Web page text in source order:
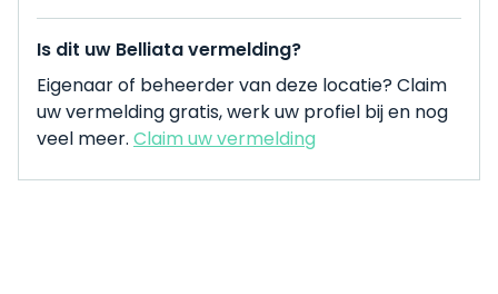
Is dit uw Belliata vermelding?
Eigenaar of beheerder van deze locatie? Claim
uw vermelding gratis, werk uw profiel bij en nog
veel meer. Claim uw vermelding